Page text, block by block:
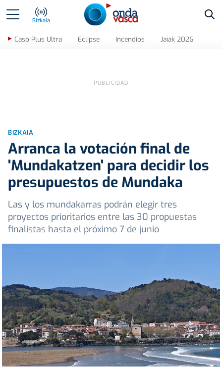
Bizkaia
Caso Plus Ultra Eclipse Incendios Jaiak 2026
BIZKAIA
Arranca la votación final de
'Mundakatzen' para decidir los
presupuestos de Mundaka
Las y los mundakarras podrán elegir tres
proyectos prioritarios entre las 30 propuestas
finalistas hasta el próximo 7 de junio